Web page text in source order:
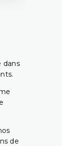
dans
de